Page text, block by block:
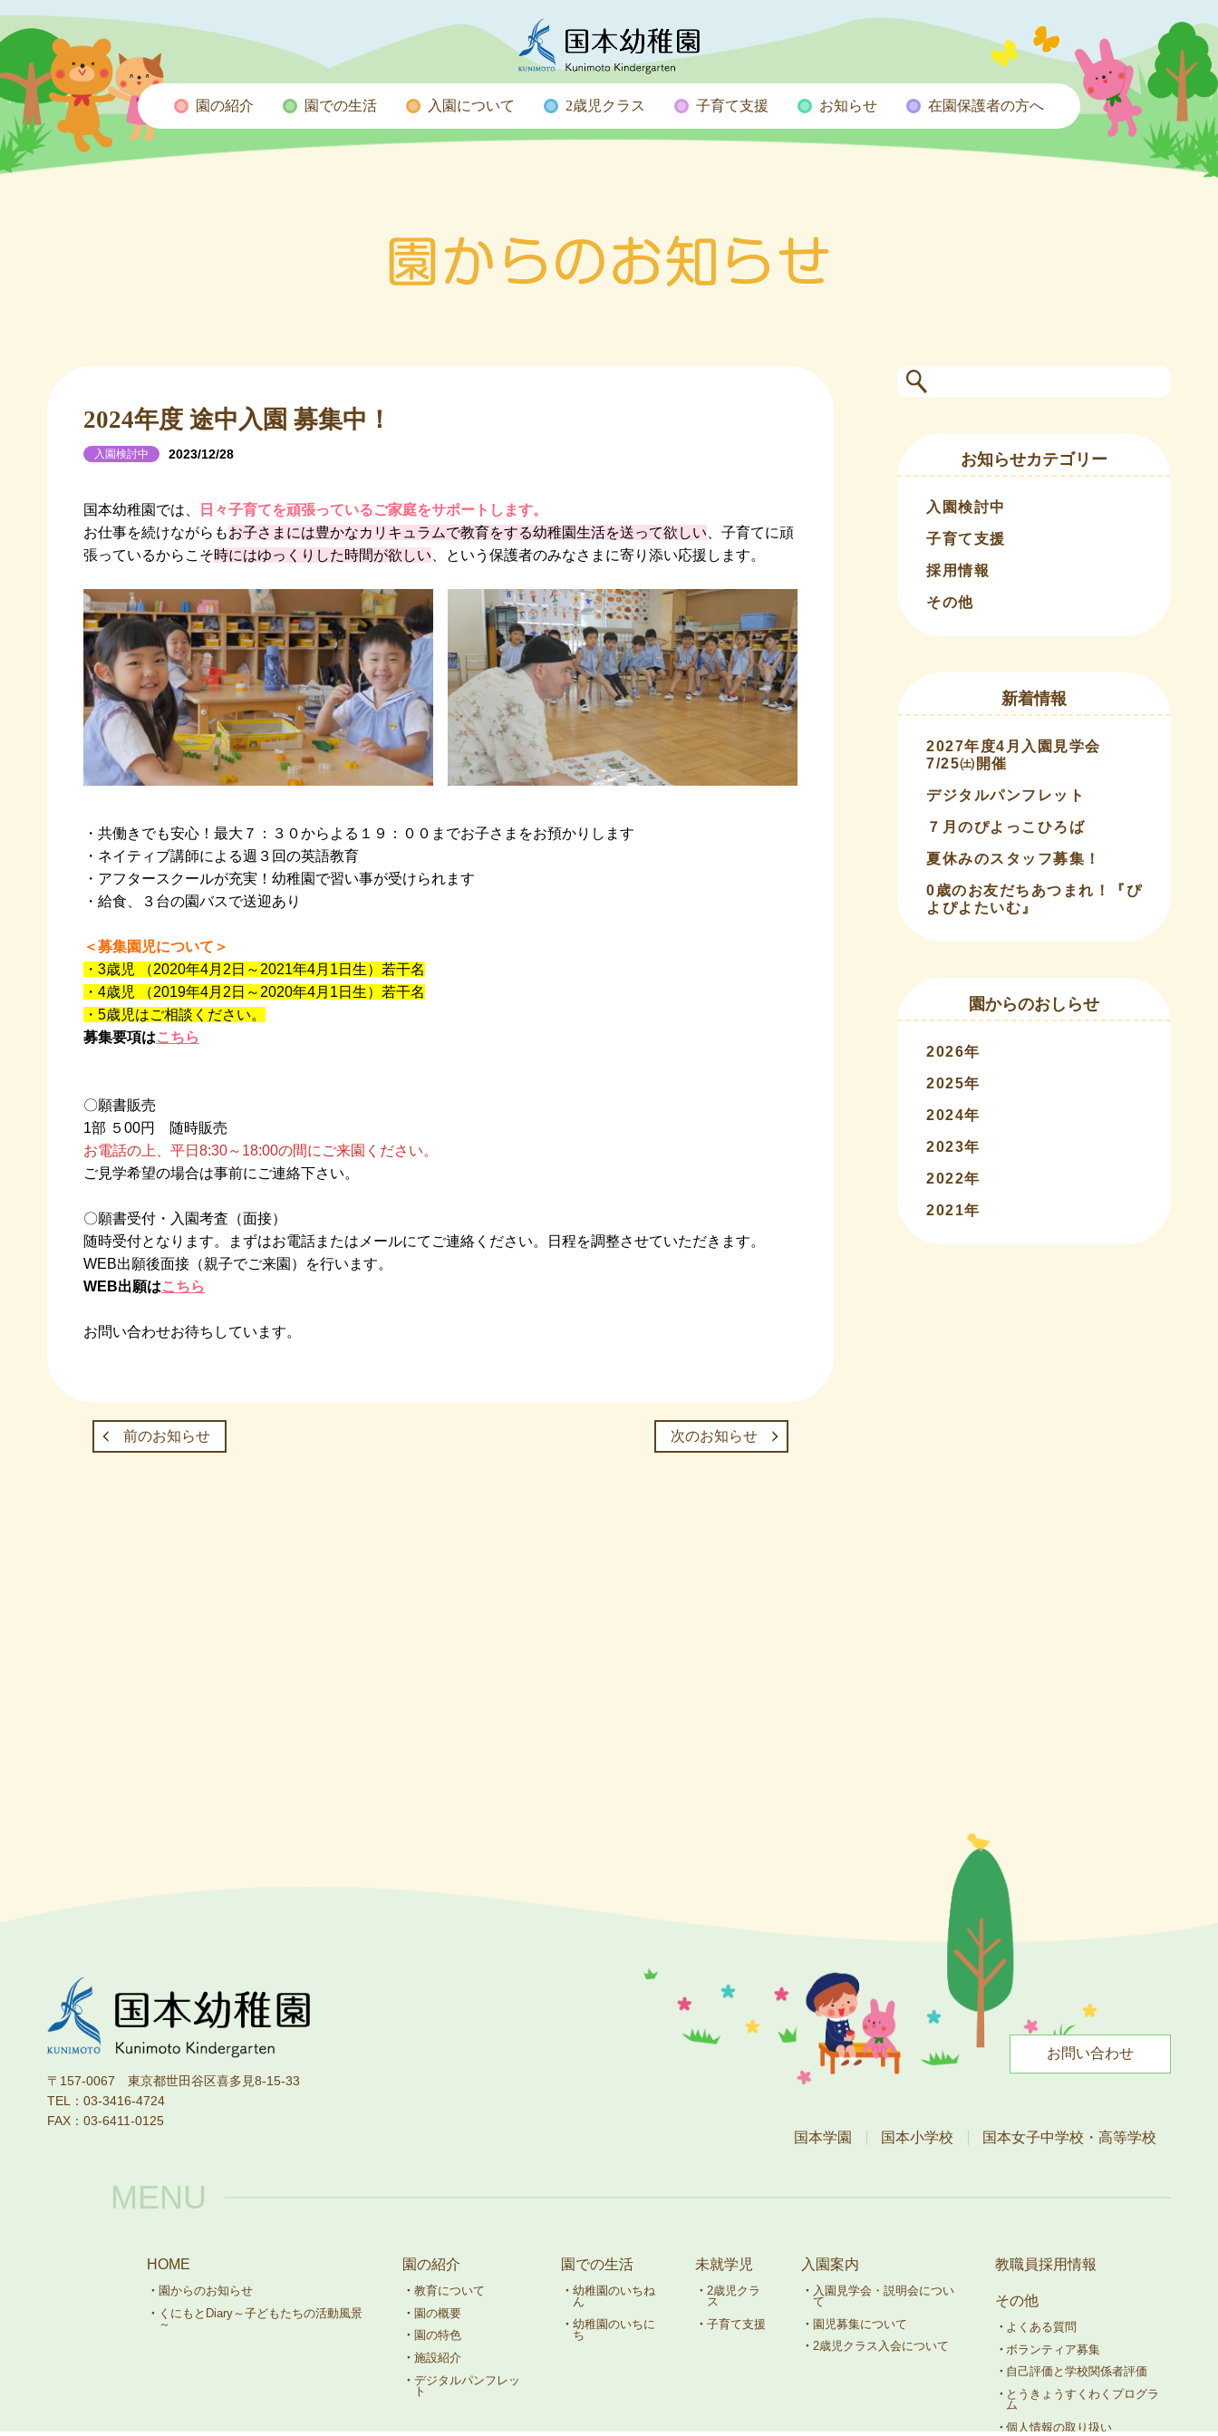
園の紹介 園での生活 入園について 2歳児クラス 子育て支援 お知らせ 在園保護者の方へ
園からのお知らせ
2024年度 途中入園 募集中！
入園検討中 2023/12/28
国本幼稚園では、
日々子育てを頑張っているご家庭をサポートします。
お仕事を続けながらもお子さまには豊かなカリキュラムで教育をする幼稚園生活を送って欲しい 、子育てに頑
張っているからこそ時にはゆっくりした時間が欲しい 、という保護者のみなさまに寄り添い応援します。
・共働きでも安心！最大７：３０からよる１９：００までお子さまをお預かりします
・ネイティブ講師による週３回の英語教育
・アフタースクールが充実！幼稚園で習い事が受けられます
・給食、３台の園バスで送迎あり
＜募集園児について＞
・3歳児 （2020年4月2日～2021年4月1日生）若干名
・4歳児 （2019年4月2日～2020年4月1日生）若干名
・5歳児はご相談ください。
募集要項はこちら
〇願書販売
お電話の上、平日8:30～18:00の間にご来園ください。
ご見学希望の場合は事前にご連絡下さい。
〇願書受付・入園考査（面接）
随時受付となります。まずはお電話またはメールにてご連絡ください。日程を調整させていただきます。
WEB出願はこちら
お問い合わせお待ちしています。
前のお知らせ 次のお知らせ
お知らせカテゴリー
入園検討中
子育て支援
採用情報
その他
新着情報
2027年度4月入園見学会
7/25㈯開催
デジタルパンフレット
７月のぴよっこひろば
夏休みのスタッフ募集！
0歳のお友だちあつまれ！『ぴ
よぴよたいむ』
園からのおしらせ
2026年
2025年
2024年
2023年
2022年
2021年
〒157-0067 東京都世田谷区喜多見8-15-33
TEL：03-3416-4724
FAX：03-6411-0125
お問い合わせ
国本学園 国本小学校 国本女子中学校・高等学校
MENU
HOME
園からのお知らせ
くにもとDiary～子どもたちの活動風景
～
園の紹介
教育について
園の概要
園の特色
施設紹介
デジタルパンフレッ
ト
園での生活
幼稚園のいちね
ん
幼稚園のいちに
ち
未就学児
2歳児クラ
ス
子育て支援
入園案内
入園見学会・説明会につい
て
園児募集について
2歳児クラス入会について
教職員採用情報
その他
よくある質問
ボランティア募集
自己評価と学校関係者評価
とうきょうすくわくプログラ
ム
個人情報の取り扱い